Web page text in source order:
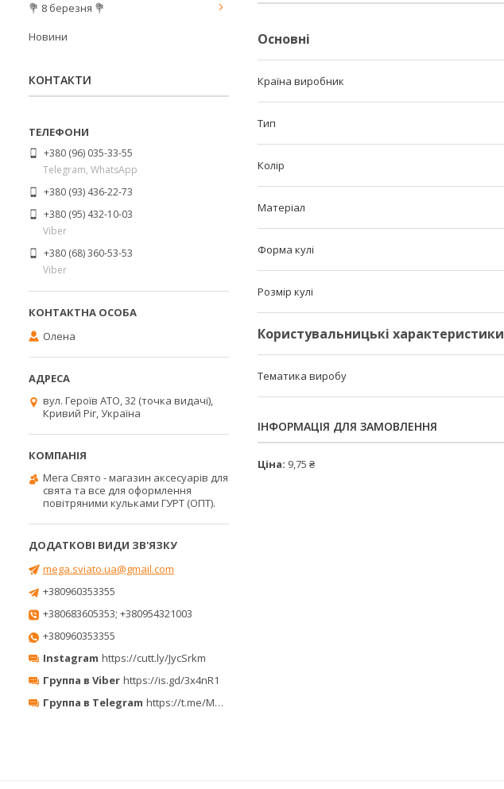
Основні
Країна виробник
Тип
Колір
Матеріал
Форма кулі
Розмір кулі
Користувальницькі характеристики
Тематика виробу
ІНФОРМАЦІЯ ДЛЯ ЗАМОВЛЕННЯ
Ціна: 9,75 ₴
💐 8 березня 💐
Новини
КОНТАКТИ
+380 (96) 035-33-55
Telegram, WhatsApp
+380 (93) 436-22-73
+380 (95) 432-10-03
Viber
+380 (68) 360-53-53
Viber
Олена
вул. Героїв АТО, 32 (точка видачі),
Кривий Ріг, Україна
Мега Свято - магазин аксесуарів для
свята та все для оформлення
повітряними кульками ГУРТ (ОПТ).
mega.sviato.ua@gmail.com
+380960353355
+380683605353; +380954321003
+380960353355
Instagram https://cutt.ly/JycSrkm
Группа в Viber https://is.gd/3x4nR1
Группа в Telegram https://t.me/MegaPrazdnikUA